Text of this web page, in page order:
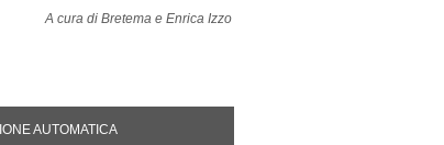
A cura di Bretema e Enrica Izzo
AUTOMATICA